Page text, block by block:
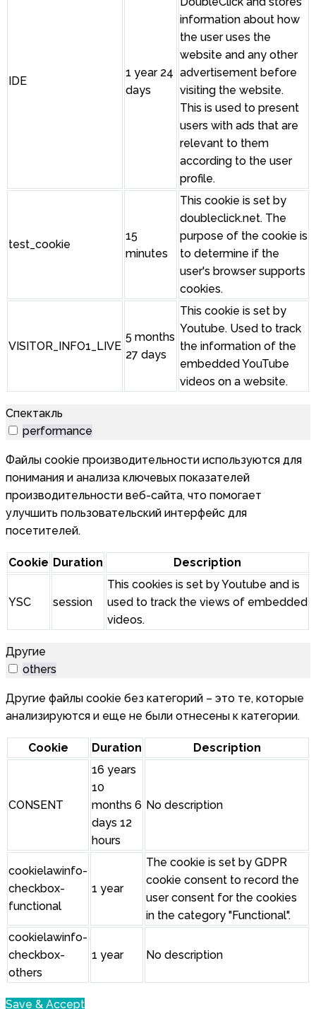
IDE
1 year 24
days
information about how
the user uses the
website and any other
advertisement before
visiting the website.
This is used to present
users with ads that are
relevant to them
according to the user
profile.
test_cookie
15
minutes
This cookie is set by
doubleclick.net. The
purpose of the cookie is
to determine if the
user's browser supports
cookies.
VISITOR_INFO1_LIVE
5 months
27 days
This cookie is set by
Youtube. Used to track
the information of the
embedded YouTube
videos on a website.
Спектакль
performance
Файлы cookie производительности используются для
понимания и анализа ключевых показателей
производительности веб-сайта, что помогает
улучшить пользовательский интерфейс для
посетителей.
Cookie Duration Description
YSC session
This cookies is set by Youtube and is
used to track the views of embedded
videos.
Другие
others
Другие файлы cookie без категорий – это те, которые
анализируются и еще не были отнесены к категории.
Cookie Duration Description
CONSENT
16 years
10
months 6
days 12
hours
No description
cookielawinfo-
checkbox-
functional
1 year
The cookie is set by GDPR
cookie consent to record the
user consent for the cookies
in the category "Functional".
cookielawinfo-
checkbox-
others
1 year No description
Save & Accept